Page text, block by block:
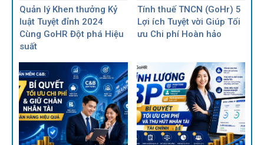
Quản lý Khen thưởng Kỷ
luật Tuyệt đỉnh 2024
Cùng GoHR Đột phá Hiệu
suất
Tính thuế TNCN (GoHr) 5
Lợi ích Tuyệt vời Giúp Tối
ưu Chi phí Hoàn hảo